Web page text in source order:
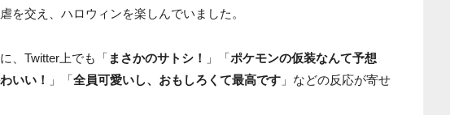
を交え、ハロウィンを楽しんでいました。
、Twitter上でも「 まさかのサトシ！ 」「ポケモンの仮装なんて予想
いい！ 」「全員可愛いし、おもしろくて最高です 」などの反応が寄せ